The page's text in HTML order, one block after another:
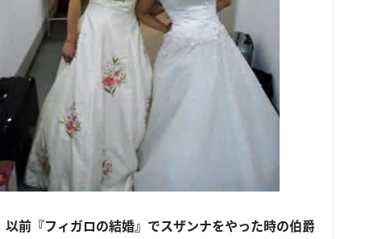
以前『フィガロの結婚』でスザンナをやった時の伯爵